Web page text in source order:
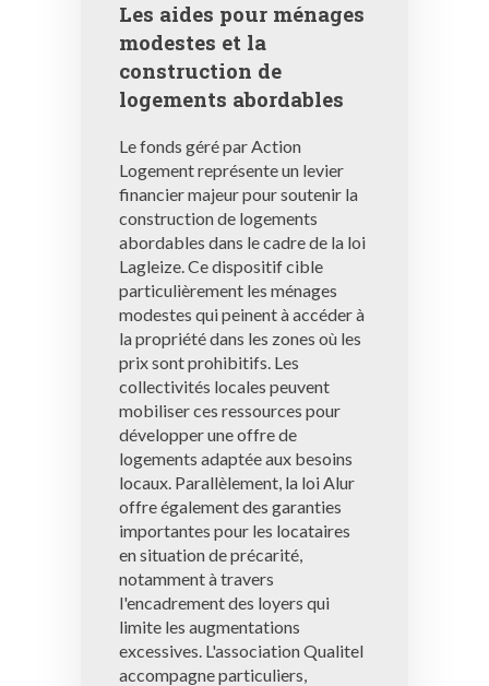
Les aides pour ménages
modestes et la
construction de
logements abordables
Le fonds géré par Action
Logement représente un levier
financier majeur pour soutenir la
construction de logements
abordables dans le cadre de la loi
Lagleize. Ce dispositif cible
particulièrement les ménages
modestes qui peinent à accéder à
la propriété dans les zones où les
prix sont prohibitifs. Les
collectivités locales peuvent
mobiliser ces ressources pour
développer une offre de
logements adaptée aux besoins
locaux. Parallèlement, la loi Alur
offre également des garanties
importantes pour les locataires
en situation de précarité,
notamment à travers
l'encadrement des loyers qui
limite les augmentations
excessives. L'association Qualitel
accompagne particuliers,